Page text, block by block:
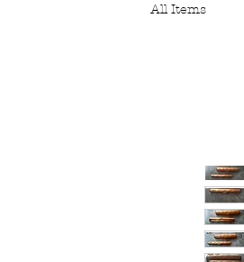
All Items